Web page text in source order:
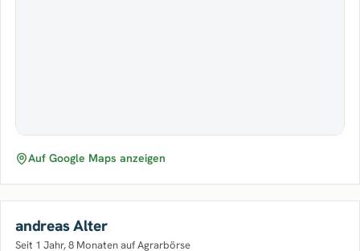
Auf Google Maps anzeigen
andreas Alter
Seit 1 Jahr, 8 Monaten auf Agrarbörse